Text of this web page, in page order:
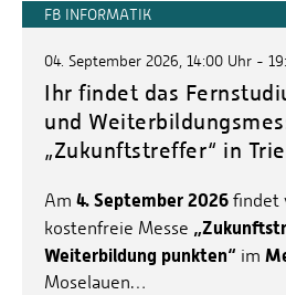
ABSCHLUSSVORTRÄGE
FACHBEREICHSKOLLOQUIUM
FB INFORMATIK
04. September 2026, 14:00 Uhr -
Ihr findet das
und
„Zukunftstreffer“ in
Am 4. September 2026 findet
kostenfreie Messe
Weiterbildung punkten“ im
Moselauen…